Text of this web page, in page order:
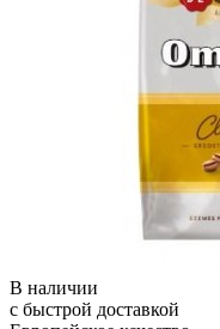
В наличии
с быстрой доставкой